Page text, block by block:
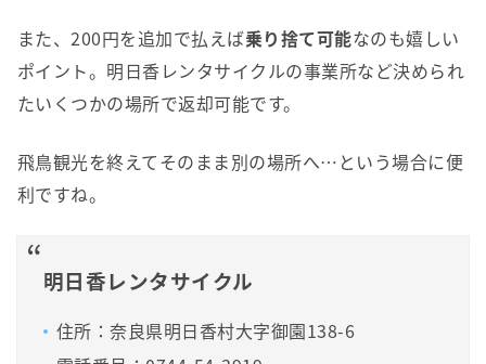
また、200円を追加で払えば乗り捨て可能なのも嬉しい
ポイント。明日香レンタサイクルの事業所など決められ
たいくつかの場所で返却可能です。
飛鳥観光を終えてそのまま別の場所へ…という場合に便
利ですね。
明日香レンタサイクル
住所：奈良県明日香村大字御園138-6